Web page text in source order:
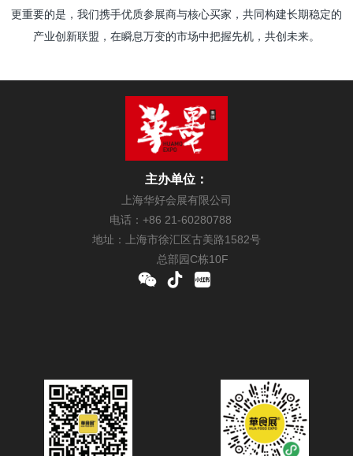
更重要的是，我们携手优质参展商与核心买家，共同构建长期稳定的
产业创新联盟，在瞬息万变的市场中把握先机，共创未来。
主办单位：
上海华好会展有限公司
电话：+86 21-60280788
地址：上海市徐汇区古美路1582号
总部园C栋10F